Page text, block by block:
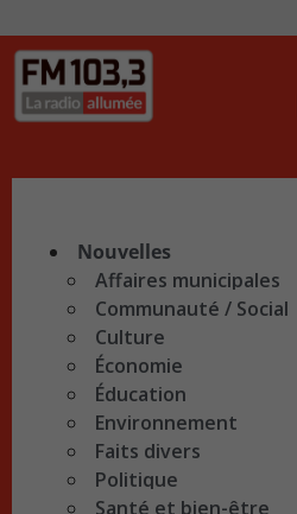
Nouvelles
Affaires municipales
Communauté / Social
Culture
Économie
Éducation
Environnement
Faits divers
Politique
Santé et bien-être